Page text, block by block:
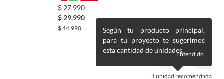
No
$ 27.990
$ 29.990
$44.990
1unidad recomendada
Según tu producto principal,
para tu proyecto te sugerimos
esta cantidad de unidades.Entendido